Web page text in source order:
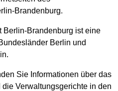
Brandenburg.
Berlin-Brandenburg ist eine
Berlin und
Sie Informationen über das
Verwaltungsgerichte in den